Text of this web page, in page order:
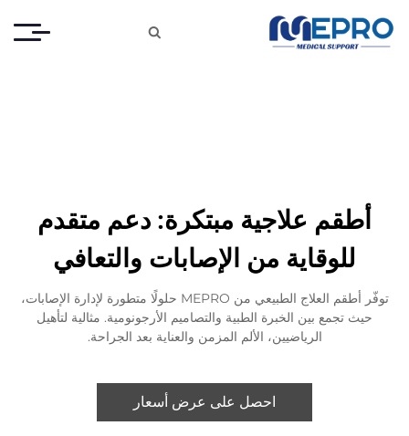

أطقم علاجية مبتكرة: دعم متقدم
للوقاية من الإصابات والتعافي
توفّر أطقم العلاج الطبيعي من MEPRO حلولًا متطورة لإدارة الإصابات،
حيث تجمع بين الخبرة الطبية والتصاميم الأرجونومية. مثالية لتأهيل
الرياضيين، الألم المزمن والعناية بعد الجراحة.
احصل على عرض أسعار